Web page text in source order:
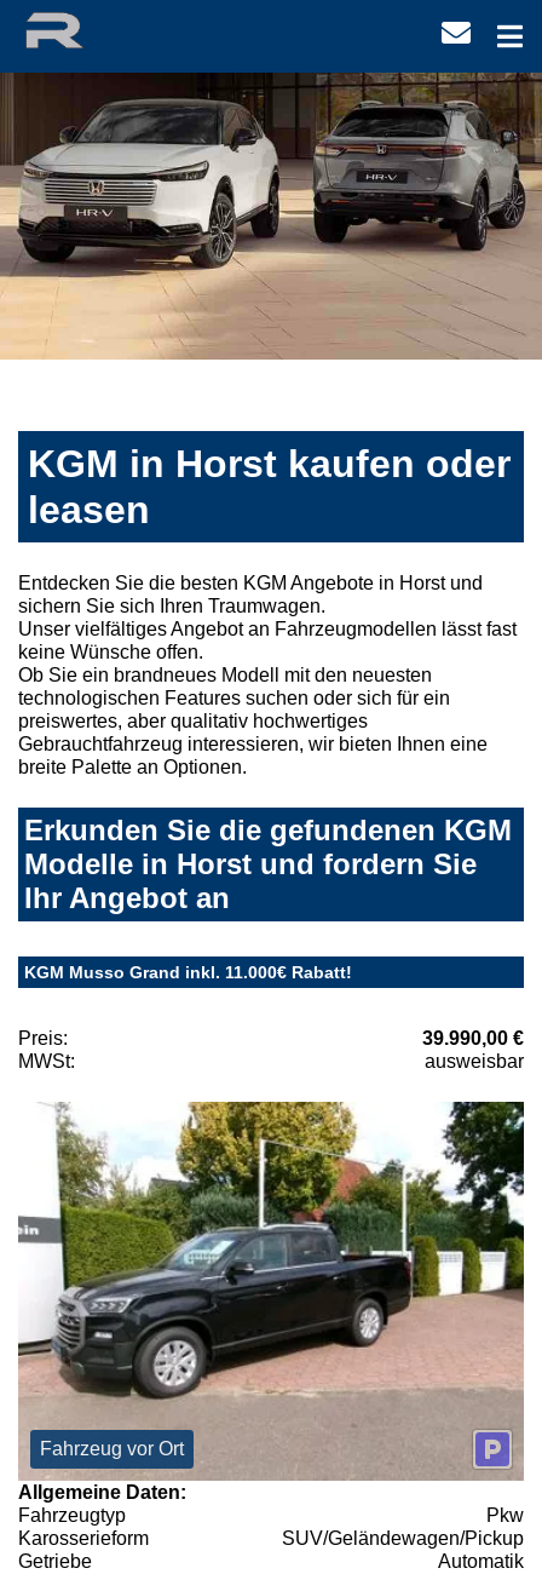
KGM in Horst kaufen oder
leasen
Entdecken Sie die besten KGM Angebote in Horst und
sichern Sie sich Ihren Traumwagen.
Unser vielfältiges Angebot an Fahrzeugmodellen lässt fast
keine Wünsche offen.
Ob Sie ein brandneues Modell mit den neuesten
technologischen Features suchen oder sich für ein
preiswertes, aber qualitativ hochwertiges
Gebrauchtfahrzeug interessieren, wir bieten Ihnen eine
breite Palette an Optionen.
Erkunden Sie die gefundenen KGM
Modelle in Horst und fordern Sie
Ihr Angebot an
KGM Musso Grand inkl. 11.000€ Rabatt!
Preis:
39.990,00 €
MWSt:
ausweisbar
Fahrzeug vor Ort
Allgemeine Daten:
Fahrzeugtyp
Pkw
Karosserieform
SUV/Geländewagen/Pickup
Getriebe
Automatik